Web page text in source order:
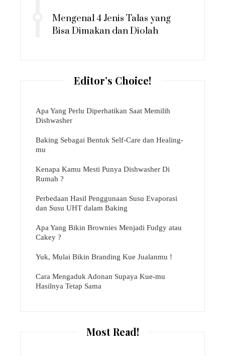
Mengenal 4 Jenis Talas yang
Bisa Dimakan dan Diolah
Editor’s Choice!
Apa Yang Perlu Diperhatikan Saat Memilih
Dishwasher
Baking Sebagai Bentuk Self-Care dan Healing-
mu
Kenapa Kamu Mesti Punya Dishwasher Di
Rumah ?
Perbedaan Hasil Penggunaan Susu Evaporasi
dan Susu UHT dalam Baking
Apa Yang Bikin Brownies Menjadi Fudgy atau
Cakey ?
Yuk, Mulai Bikin Branding Kue Jualanmu !
Cara Mengaduk Adonan Supaya Kue-mu
Hasilnya Tetap Sama
Most Read!